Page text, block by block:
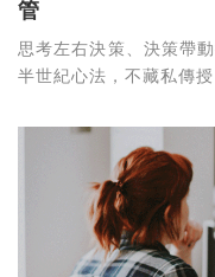
管
思考左右決策、決策帶
半世紀心法，不藏私傳授